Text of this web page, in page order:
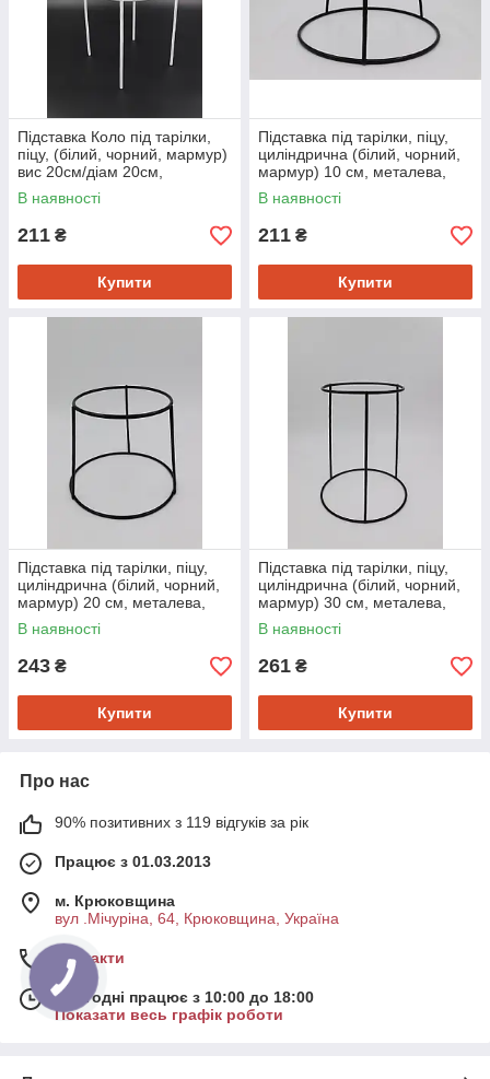
Підставка Коло під тарілки,
піцу, (білий, чорний, мармур)
вис 20см/діам 20см,
металева, для сервірування і
декору
В наявності
211 ₴
Купити
Підставка під тарілки, піцу,
циліндрична (білий, чорний,
мармур) 10 см, металева,
для сервірування і декору
В наявності
211 ₴
Купити
Підставка під тарілки, піцу,
циліндрична (білий, чорний,
мармур) 20 см, металева,
для сервірування і декору
В наявності
243 ₴
Купити
Підставка під тарілки, піцу,
циліндрична (білий, чорний,
мармур) 30 см, металева,
для сервірування і декору
В наявності
261 ₴
Купити
Про нас
90% позитивних з 119 відгуків за рік
Працює з 01.03.2013
м. Крюковщина
вул .Мічуріна, 64, Крюковщина, Україна
Контакти
Сьогодні працює з 10:00 до 18:00
Показати весь графік роботи